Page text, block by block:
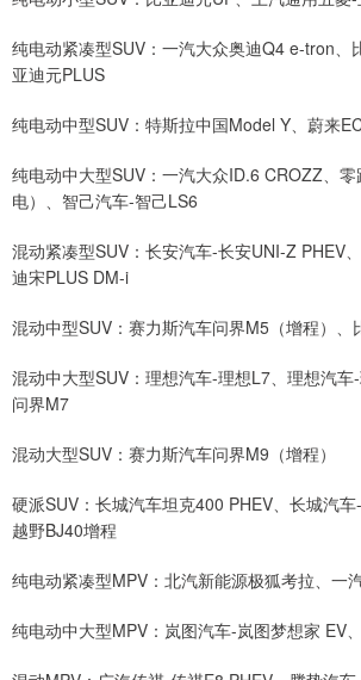
纯电动紧凑型SUV：一汽大众奥迪Q4 e-tron、
亚迪元PLUS
纯电动中型SUV：特斯拉中国Model Y、蔚来
纯电动中大型SUV：一汽大众ID.6 CROZZ、
电）、智己汽车-智己LS6
混动紧凑型SUV：长安汽车-长安UNI-Z PHEV
迪宋PLUS DM-i
混动中型SUV：赛力斯汽车问界M5（增程）、
混动中大型SUV：理想汽车-理想L7、理想汽
问界M7
混动大型SUV：赛力斯汽车问界M9（增程）
硬派SUV：长城汽车坦克400 PHEV、长城汽
越野BJ40增程
纯电动紧凑型MPV：北汽新能源极狐考拉、一
纯电动中大型MPV：岚图汽车-岚图梦想家 EV